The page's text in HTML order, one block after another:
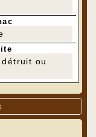
ou